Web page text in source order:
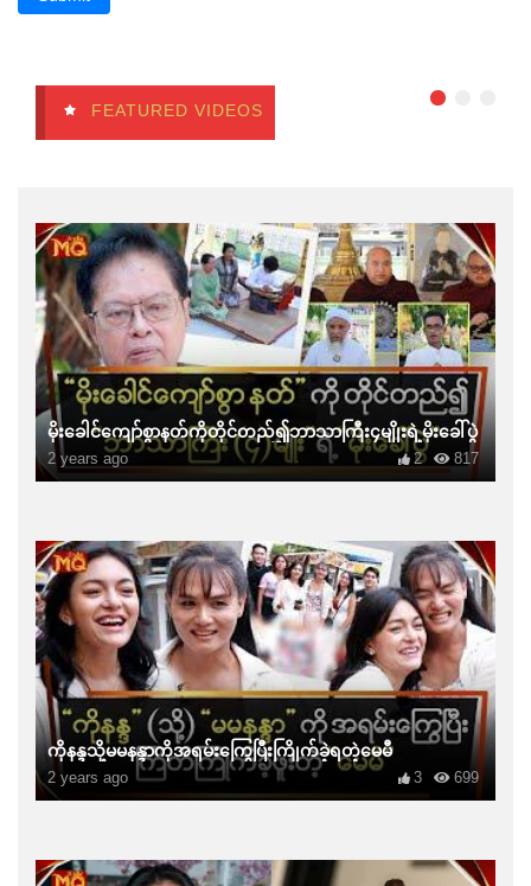
FEATURED VIDEOS
မိုးခေါင်ကျော်စွာနတ်ကိုတိုင်တည်၍ဘာသာကြီး၄မျိုးရဲ့မိုးခေါ်ပွဲ
2 years ago 817
2
ကိုနန္ဒသို့မမနန္ဒာကိုအရမ်းကြွေပြီးကြိုက်ခဲ့ရတဲ့မေမီ
2 years ago 699
3